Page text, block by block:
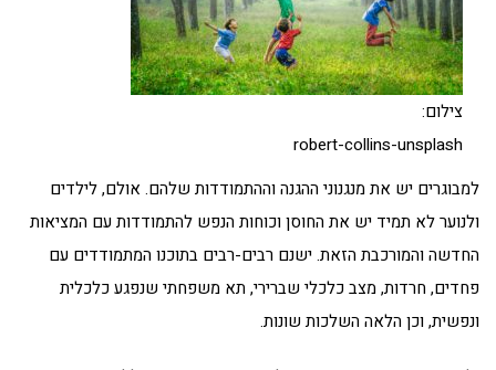
צילום:
robert-collins-unsplash
למבוגרים יש את מנגנוני ההגנה וההתמודדות שלהם. אולם, לילדים
ולנוער לא תמיד יש את החוסן וכוחות הנפש להתמודדות עם המציאות
החדשה והמורכבת הזאת. ישנם רבים-רבים בתוכנו המתמודדים עם
פחדים, חרדות, מצב כלכלי שברירי, תא משפחתי שנפגע כלכלית
ונפשית, וכן הלאה השלכות שונות.